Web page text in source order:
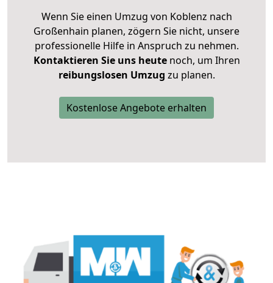
Wenn Sie einen Umzug von Koblenz nach
Großenhain planen, zögern Sie nicht, unsere
professionelle Hilfe in Anspruch zu nehmen.
Kontaktieren Sie uns heutenoch, um Ihren
reibungslosen Umzug zu planen.
Kostenlose Angebote erhalten